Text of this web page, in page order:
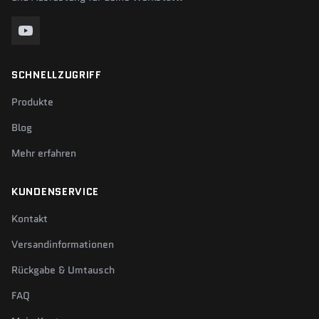
SCHNELLZUGRIFF
Produkte
Blog
Mehr erfahren
KUNDENSERVICE
Kontakt
Versandinformationen
Rückgabe & Umtausch
FAQ